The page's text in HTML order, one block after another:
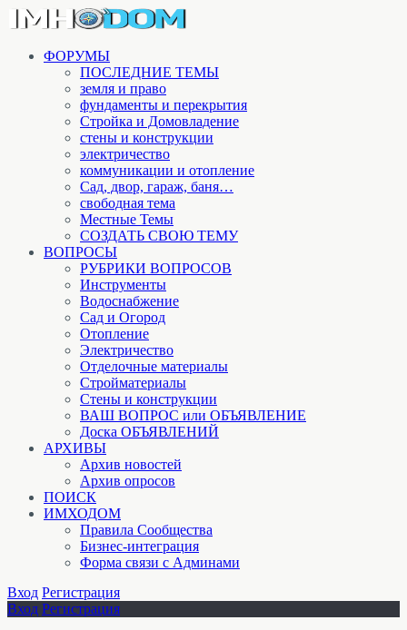
ФОРУМЫ
ПОСЛЕДНИЕ ТЕМЫ
земля и право
фундаменты и перекрытия
Стройка и Домовладение
стены и конструкции
электричество
коммуникации и отопление
Cад, двор, гараж, баня…
свободная тема
Местные Темы
СОЗДАТЬ СВОЮ ТЕМУ
ВОПРОСЫ
РУБРИКИ ВОПРОСОВ
Инструменты
Водоснабжение
Сад и Огород
Отопление
Электричество
Отделочные материалы
Стройматериалы
Стены и конструкции
ВАШ ВОПРОС или ОБЪЯВЛЕНИЕ
Доска ОБЪЯВЛЕНИЙ
АРХИВЫ
Архив новостей
Архив опросов
ПОИСК
ИМХОДОМ
Правила Сообщества
Бизнес-интеграция
Форма связи с Админами
Вход Регистрация
Вход Регистрация